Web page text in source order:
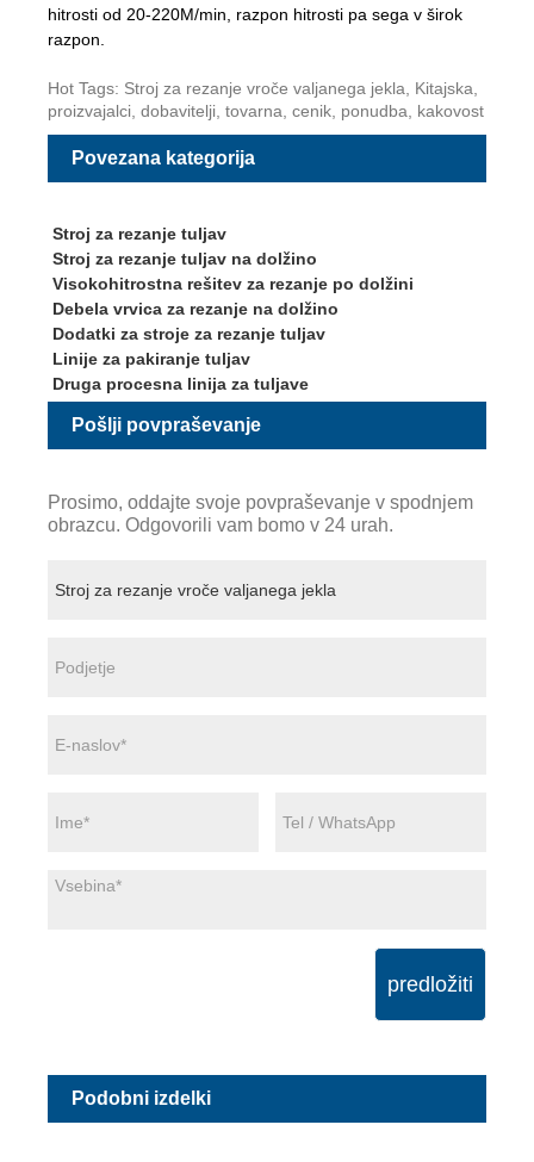
hitrosti od 20-220M/min, razpon hitrosti pa sega v širok
razpon.
Hot Tags: Stroj za rezanje vroče valjanega jekla, Kitajska,
proizvajalci, dobavitelji, tovarna, cenik, ponudba, kakovost
Povezana kategorija
Stroj za rezanje tuljav
Stroj za rezanje tuljav na dolžino
Visokohitrostna rešitev za rezanje po dolžini
Debela vrvica za rezanje na dolžino
Dodatki za stroje za rezanje tuljav
Linije za pakiranje tuljav
Druga procesna linija za tuljave
Pošlji povpraševanje
Prosimo, oddajte svoje povpraševanje v spodnjem
obrazcu. Odgovorili vam bomo v 24 urah.
predložiti
Podobni izdelki